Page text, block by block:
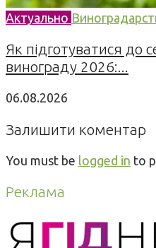
Актуально
Як підготуватися до
винограду 2026:...
06.08.2026
Залишити коментар
You must be logged in to
Реклама